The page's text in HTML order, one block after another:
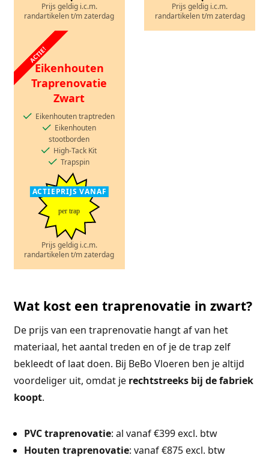
Prijs geldig i.c.m.
randartikelen t/m zaterdag
Prijs geldig i.c.m.
randartikelen t/m zaterdag
ACTIE!
Eikenhouten
Traprenovatie
Zwart
Eikenhouten traptreden
Eikenhouten
stootborden
High-Tack Kit
Trapspin
ACTIEPRIJS VANAF
per trap
Prijs geldig i.c.m.
randartikelen t/m zaterdag
Wat kost een traprenovatie in zwart?
De prijs van een traprenovatie hangt af van het
materiaal, het aantal treden en of je de trap zelf
bekleedt of laat doen. Bij BeBo Vloeren ben je altijd
voordeliger uit, omdat je rechtstreeks bij de fabriek
koopt.
PVC traprenovatie: al vanaf €399 excl. btw
Houten traprenovatie: vanaf €875 excl. btw